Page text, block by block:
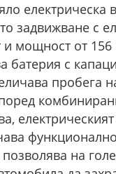
електрическа
задвижване с
мощност от 156
батерия с
пробега
позволява на